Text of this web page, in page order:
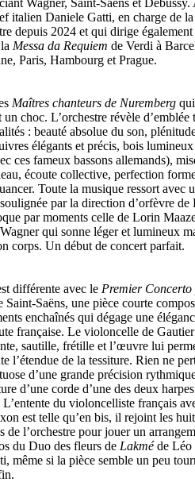
Wagner, Saint‑Saëns et Debussy.
italien Daniele Gatti, en charge de la
depuis 2024 et qui dirige
Messa da Requiem de Verdi à
Paris, Hambourg et Prague.
Maîtres chanteurs de Nuremberg
un choc. L’orchestre révèle d’emblée
: beauté absolue du son,
élégants et précis, bois
ces fameux bassons allemands),
écoute collective, perfection
Toute la musique ressort avec
par la direction d’orfèvre de
par moments celle de Lorin
qui sonne léger et lumineux
corps. Un début de concert parfait.
différente avec le Premier
Saint‑Saëns, une pièce courte
enchaînés qui dégage une
française. Le violoncelle de Gautier
sautille, frétille et l’œuvre lui
l’étendue de la tessiture. Rien ne
d’une grande précision
d’une corde d’une des deux
L’entente du violoncelliste français
est telle qu’en bis, il rejoint les huit
de l’orchestre pour jouer un
du Duo des fleurs de Lakméde Léo
même si la pièce semble un peu